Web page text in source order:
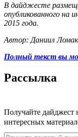
В дайджесте
опубликованного на
2015 года.
Автор: Даниил
Полный текст вы
Рассылка
Получайте дайджест
интересных